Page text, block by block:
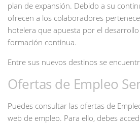
plan de expansión. Debido a su
ofrecen a los colaboradores
hotelera que apuesta por el
formación continua.
Entre sus nuevos destinos se
Ofertas de Empleo
Puedes consultar las ofertas de
web de empleo. Para ello, debes